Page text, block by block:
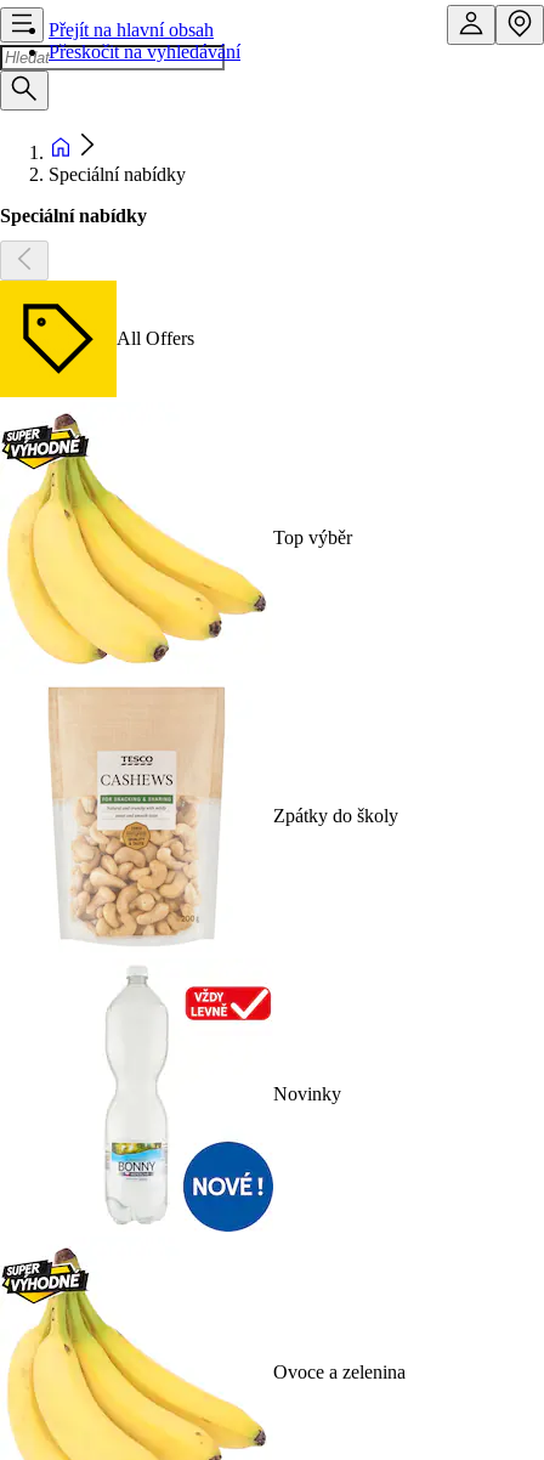
Přejít na hlavní obsah
Přeskočit na vyhledávání
Speciální nabídky
Speciální nabídky
All Offers
Top výběr
Zpátky do školy
Novinky
Ovoce a zelenina